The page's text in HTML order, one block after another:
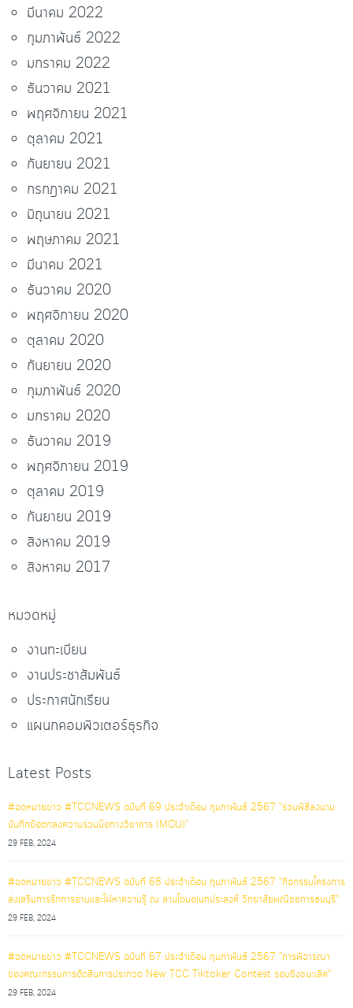
มีนาคม 2022
กุมภาพันธ์ 2022
มกราคม 2022
ธันวาคม 2021
พฤศจิกายน 2021
ตุลาคม 2021
กันยายน 2021
กรกฎาคม 2021
มิถุนายน 2021
พฤษภาคม 2021
มีนาคม 2021
ธันวาคม 2020
พฤศจิกายน 2020
ตุลาคม 2020
กันยายน 2020
กุมภาพันธ์ 2020
มกราคม 2020
ธันวาคม 2019
พฤศจิกายน 2019
ตุลาคม 2019
กันยายน 2019
สิงหาคม 2019
สิงหาคม 2017
หมวดหมู่
งานทะเบียน
งานประชาสัมพันธ์
ประกาศนักเรียน
แผนกคอมพิวเตอร์ธุรกิจ
Latest Posts
#จดหมายข่าว #TCCNEWS ฉบับที่ 69 ประจำเดือน กุมภาพันธ์ 2567 "ร่วมพิธีลงนาม
บันทึกข้อตกลงความร่วมมือทางวิชาการ (MOU)"
29 FEB, 2024
#จดหมายข่าว #TCCNEWS ฉบับที่ 68 ประจำเดือน กุมภาพันธ์ 2567 "กิจกรรมโครงการ
ส่งเสริมการรักการอ่านและใฝ่หาความรู้ ณ ลานโดมอเนกประสงค์ วิทยาลัยพณิชยการธนบุรี"
29 FEB, 2024
#จดหมายข่าว #TCCNEWS ฉบับที่ 67 ประจำเดือน กุมภาพันธ์ 2567 "การพิจารณา
ของคณะกรรมการตัดสินการประกวด New TCC Tiktoker Contest รอบชิงชนะเลิศ"
29 FEB, 2024